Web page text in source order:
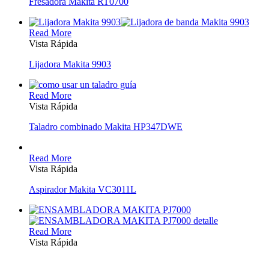
Read More
Vista Rápida
Lijadora Makita 9903
Read More
Vista Rápida
Taladro combinado Makita HP347DWE
Read More
Vista Rápida
Aspirador Makita VC3011L
Read More
Vista Rápida